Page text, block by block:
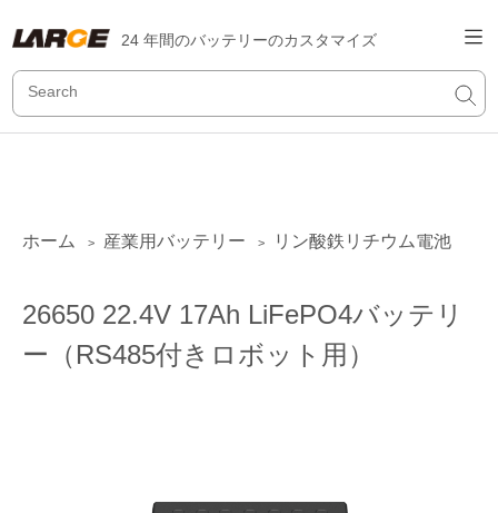
24 年間のバッテリーのカスタマイズ
ホーム > 産業用バッテリー > リン酸鉄リチウム電池
26650 22.4V 17Ah LiFePO4バッテリ
ー（RS485付きロボット用）